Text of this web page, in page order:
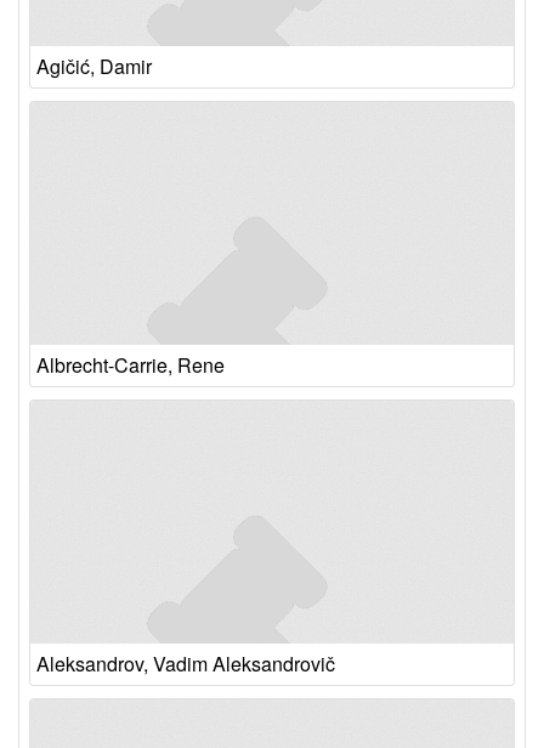
Agičić, Damir
Albrecht-Carrie, Rene
Aleksandrov, Vadim Aleksandrovič